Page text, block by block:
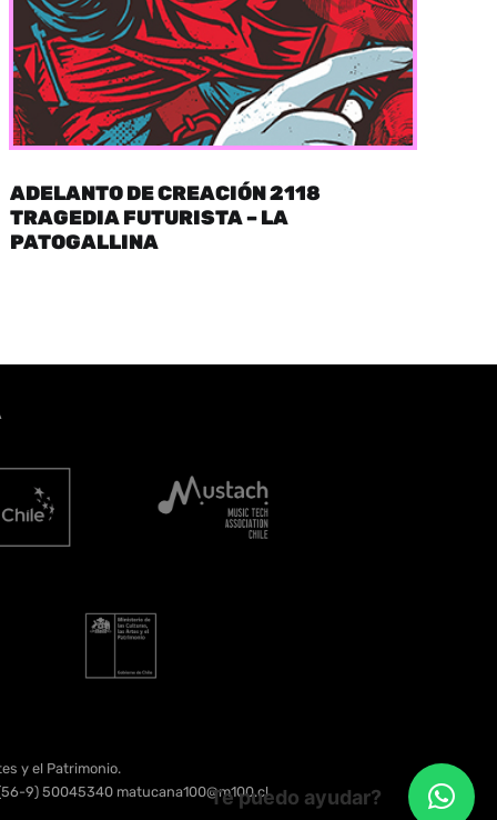
ADELANTO DE CREACIÓN 2118
TRAGEDIA FUTURISTA – LA
PATOGALLINA
y el Patrimonio.
9) 50045340 matucana100@m100.clTe puedo ayudar?